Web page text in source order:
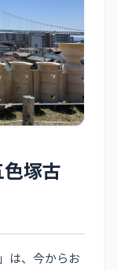
塚古
は、今からお